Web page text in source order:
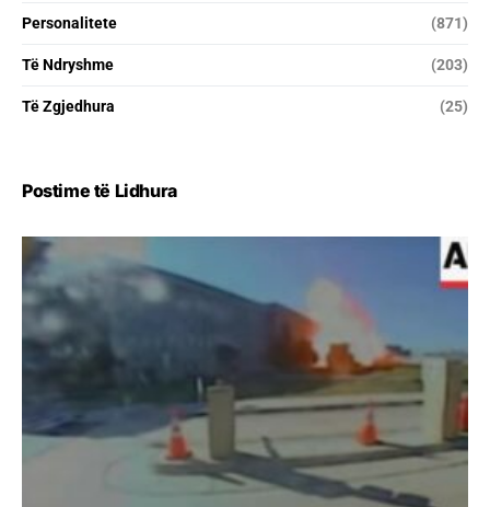
Personalitete (871)
Të Ndryshme (203)
Të Zgjedhura (25)
Postime të Lidhura